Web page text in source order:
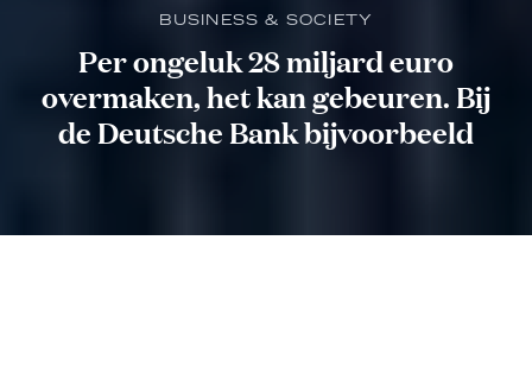
BUSINESS & SOCIETY
Per ongeluk 28 miljard euro
overmaken, het kan gebeuren. Bij
de Deutsche Bank bijvoorbeeld